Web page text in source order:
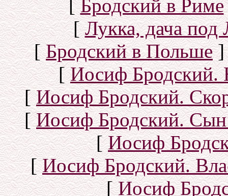
[Бродский в Риме
[Лукка, дача под
[Бродский в Польше]
[Иосиф Бродский.
[Иосиф Бродский.
[Иосиф Бродский.
[Иосиф
[Иосиф Бродский.
[Иосиф